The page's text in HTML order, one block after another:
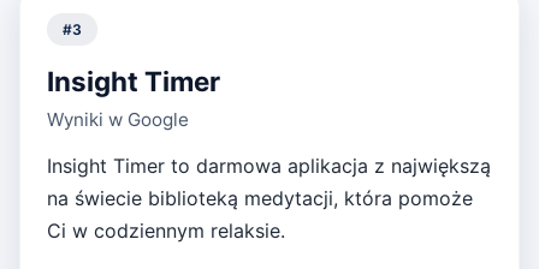
#3
Insight Timer
Wyniki w Google
Insight Timer to darmowa aplikacja z największą
na świecie biblioteką medytacji, która pomoże
Ci w codziennym relaksie.